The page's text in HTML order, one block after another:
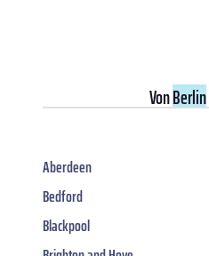
VonBerlin
Aberdeen
Bedford
Blackpool